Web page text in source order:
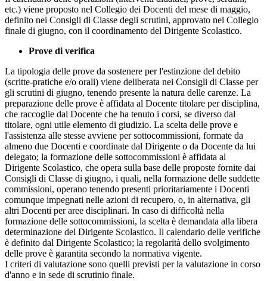
etc.) viene proposto nel Collegio dei Docenti del mese di maggio,
definito nei Consigli di Classe degli scrutini, approvato nel Collegio
finale di giugno, con il coordinamento del Dirigente Scolastico.
Prove di verifica
La tipologia delle prove da sostenere per l'estinzione del debito
(scritte-pratiche e/o orali) viene deliberata nei Consigli di Classe per
gli scrutini di giugno, tenendo presente la natura delle carenze. La
preparazione delle prove è affidata al Docente titolare per disciplina,
che raccoglie dal Docente che ha tenuto i corsi, se diverso dal
titolare, ogni utile elemento di giudizio. La scelta delle prove e
l'assistenza alle stesse avviene per sottocommissioni, formate da
almeno due Docenti e coordinate dal Dirigente o da Docente da lui
delegato; la formazione delle sottocommissioni è affidata al
Dirigente Scolastico, che opera sulla base delle proposte fornite dai
Consigli di Classe di giugno, i quali, nella formazione delle suddette
commissioni, operano tenendo presenti prioritariamente i Docenti
comunque impegnati nelle azioni di recupero, o, in alternativa, gli
altri Docenti per aree disciplinari. In caso di difficoltà nella
formazione delle sottocommissioni, la scelta è demandata alla libera
determinazione del Dirigente Scolastico. Il calendario delle verifiche
è definito dal Dirigente Scolastico; la regolarità dello svolgimento
delle prove è garantita secondo la normativa vigente.
I criteri di valutazione sono quelli previsti per la valutazione in corso
d'anno e in sede di scrutinio finale.